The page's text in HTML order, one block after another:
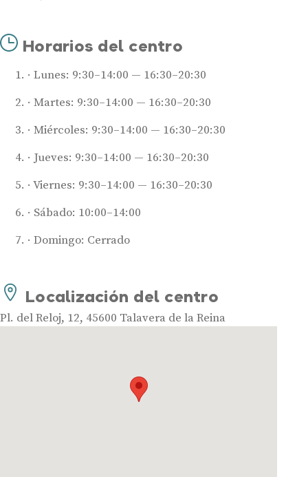
Horarios del centro
Lunes: 9:30–14:00 — 16:30–20:30
Martes: 9:30–14:00 — 16:30–20:30
Miércoles: 9:30–14:00 — 16:30–20:30
Jueves: 9:30–14:00 — 16:30–20:30
Viernes: 9:30–14:00 — 16:30–20:30
Sábado: 10:00–14:00
Domingo: Cerrado
Localización del centro
Pl. del Reloj, 12, 45600 Talavera de la Reina
Tipos de audífonos para la sordera
Audífonos baratos
Audífonos inteligentes
Audífonos potentes